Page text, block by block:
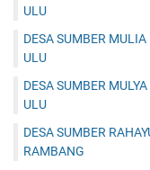
ULU
DESA SUMBER MULIA
ULU
DESA SUMBER
ULU
DESA SUMBER
RAMBANG